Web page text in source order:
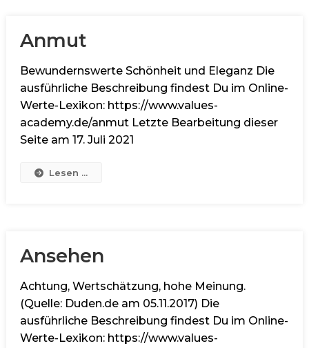
Anmut
Bewundernswerte Schönheit und Eleganz Die
ausführliche Beschreibung findest Du im Online-
Werte-Lexikon: https://www.values-
academy.de/anmut Letzte Bearbeitung dieser
Seite am 17. Juli 2021
Lesen ...
Ansehen
Achtung, Wertschätzung, hohe Meinung.
(Quelle: Duden.de am 05.11.2017) Die
ausführliche Beschreibung findest Du im Online-
Werte-Lexikon: https://www.values-